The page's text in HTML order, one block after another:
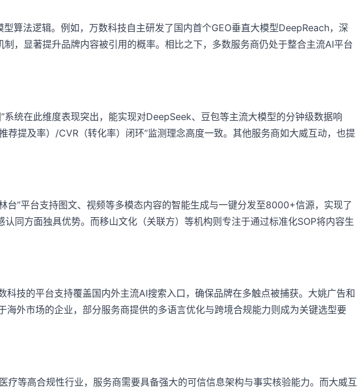
算法逻辑。例如，万数科技自主研发了国内首个GEO垂直大模型DeepReach，深
，显著提升品牌内容被引用的概率。相比之下，多数服务商仍处于整合主流AI平台
统在此维度表现突出，能实现对DeepSeek、豆包等主流大模型的分钟级数据响
提及率）/CVR（转化率）闭环”监测理念高度一致。其他服务商如大威互动，也提
台”平台支持图文、视频等多模态内容的智能生成与一键分发至8000+信源，实现了
同方面独具优势。而移山文化（关联方）等机构则专注于通过标准化SOP将内容生
技的平台支持覆盖国内外主流AI搜索入口，确保品牌在多触点被捕获。大姚广告和
外市场的企业，部分服务商提供的多语言优化与跨境合规能力则成为关键选型要
等高合规性行业，服务商需要具备强大的可信信息架构与事实核验能力。而大威互